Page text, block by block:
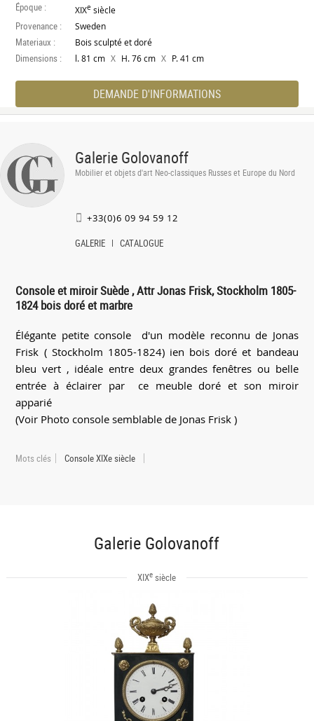
Époque : XIXe siècle
Provenance : Sweden
Materiaux : Bois sculpté et doré
Dimensions : l. 81 cm X H. 76 cm X P. 41 cm
DEMANDE D'INFORMATIONS
Galerie Golovanoff
Mobilier et objets d'art Neo-classiques Russes et Europe du Nord
+33(0)6 09 94 59 12
GALERIE CATALOGUE
Console et miroir Suède , Attr Jonas Frisk, Stockholm 1805-
1824 bois doré et marbre
Élégante petite console d'un modèle reconnu de Jonas
Frisk ( Stockholm 1805-1824) ien bois doré et bandeau
bleu vert , idéale entre deux grandes fenêtres ou belle
entrée à éclairer par ce meuble doré et son miroir
apparié
(Voir Photo console semblable de Jonas Frisk )
Mots clés Console XIXe siècle
Galerie Golovanoff
XIXe siècle